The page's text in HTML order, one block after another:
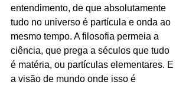
entendimento, de que absolutamente
tudo no universo é partícula e onda ao
mesmo tempo. A filosofia permeia a
ciência, que prega a séculos que tudo
é matéria, ou partículas elementares. E
a visão de mundo onde isso é